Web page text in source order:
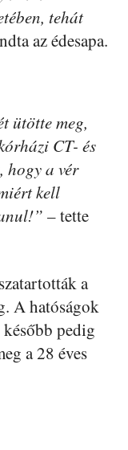
tehát
az édesapa.
ütötte meg,
CT- és
hogy a vér
kell
– tette
a
A hatóságok
pedig
a 28 éves